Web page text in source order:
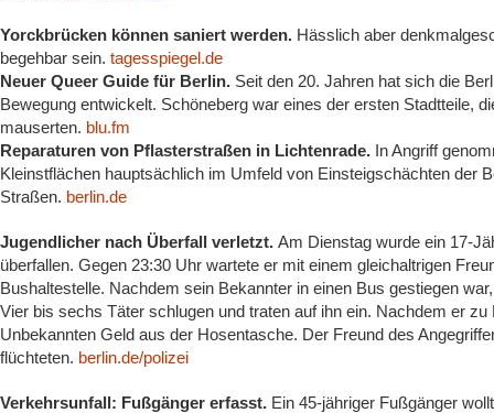
Yorckbrücken können saniert werden. Hässlich aber
begehbar sein. tagesspiegel.de
Neuer Queer Guide für Berlin. Seit den 20. Jahren hat sich die
Bewegung entwickelt. Schöneberg war eines der ersten Stadtteile,
mauserten. blu.fm
Reparaturen von Pflasterstraßen in Lichtenrade. In Angriff
Kleinstflächen hauptsächlich im Umfeld von Einsteigschächten der
Straßen. berlin.de
Jugendlicher nach Überfall verletzt. Am Dienstag wurde ein 17-
überfallen. Gegen 23:30 Uhr wartete er mit einem gleichaltrigen
Bushaltestelle. Nachdem sein Bekannter in einen Bus gestiegen
Vier bis sechs Täter schlugen und traten auf ihn ein. Nachdem er zu
Unbekannten Geld aus der Hosentasche. Der Freund des
flüchteten. berlin.de/polizei
Verkehrsunfall: Fußgänger erfasst. Ein 45-jähriger Fußgänger